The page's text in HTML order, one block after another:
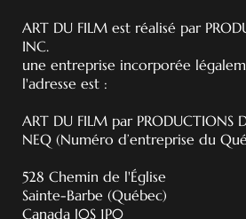
ART DU FILM est réalisé par
INC.
une entreprise incorporée
l'adresse est :
ART DU FILM par PRODUCTIONS
NEQ (Numéro d’entreprise du
528 Chemin de l'Église
Sainte-Barbe (Québec)
Canada J0S 1P0